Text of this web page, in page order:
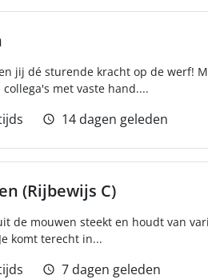
jij dé sturende kracht op de werf!
met vaste hand....
14 dagen geleden
(Rijbewijs C)
de mouwen steekt en houdt van
komt terecht in...
7 dagen geleden